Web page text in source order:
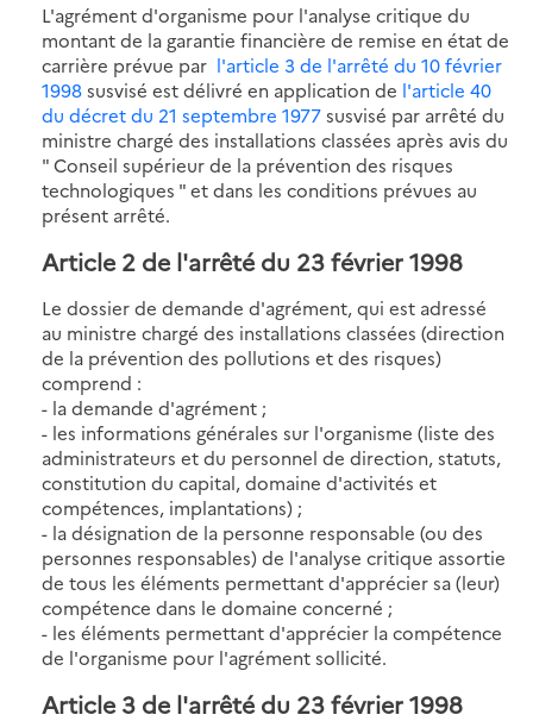
L'agrément d'organisme pour l'analyse critique du
montant de la garantie financière de remise en état de
carrière prévue par l'article 3 de l'arrêté du 10 février
1998susvisé est délivré en application de l'article 40
du décret du 21 septembre 1977susvisé par arrêté du
ministre chargé des installations classées après avis du
" Conseil supérieur de la prévention des risques
technologiques " et dans les conditions prévues au
présent arrêté.
Article 2 de l'arrêté du 23 février 1998
Le dossier de demande d'agrément, qui est adressé
au ministre chargé des installations classées (direction
de la prévention des pollutions et des risques)
comprend :
- la demande d'agrément ;
- les informations générales sur l'organisme (liste des
administrateurs et du personnel de direction, statuts,
constitution du capital, domaine d'activités et
compétences, implantations) ;
- la désignation de la personne responsable (ou des
personnes responsables) de l'analyse critique assortie
de tous les éléments permettant d'apprécier sa (leur)
compétence dans le domaine concerné ;
- les éléments permettant d'apprécier la compétence
de l'organisme pour l'agrément sollicité.
Article 3 de l'arrêté du 23 février 1998